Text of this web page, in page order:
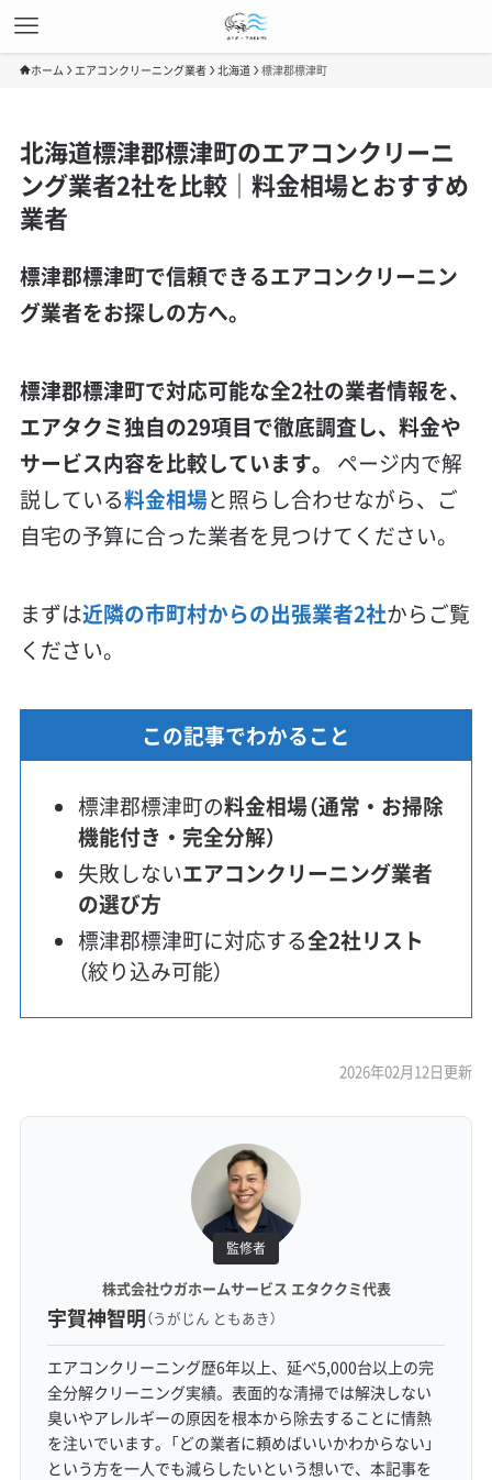
ホーム エアコンクリーニング業者 北海道 標津郡標津町
北海道標津郡標津町のエアコンクリーニ
ング業者2社を比較｜料金相場とおすすめ
業者
標津郡標津町で信頼できるエアコンクリーニン
グ業者をお探しの方へ。
標津郡標津町で対応可能な全2社の業者情報を、
エアタクミ独自の29項目で徹底調査し、料金や
サービス内容を比較しています。
ページ内で解
説している料金相場と照らし合わせながら、ご
自宅の予算に合った業者を見つけてください。
まずは近隣の市町村からの出張業者2社からご覧
ください。
この記事でわかること
標津郡標津町の料金相場（通常・お掃除
機能付き・完全分解）
失敗しないエアコンクリーニング業者
の選び方
標津郡標津町に対応する全2社リスト
（絞り込み可能）
2026年02月12日更新
監修者
株式会社ウガホームサービス エタククミ代表
宇賀神智明（うがじん ともあき）
エアコンクリーニング歴6年以上、延べ5,000台以上の完
全分解クリーニング実績。表面的な清掃では解決しない
臭いやアレルギーの原因を根本から除去することに情熱
を注いでいます。「どの業者に頼めばいいかわからない」
という方を一人でも減らしたいという想いで、本記事を